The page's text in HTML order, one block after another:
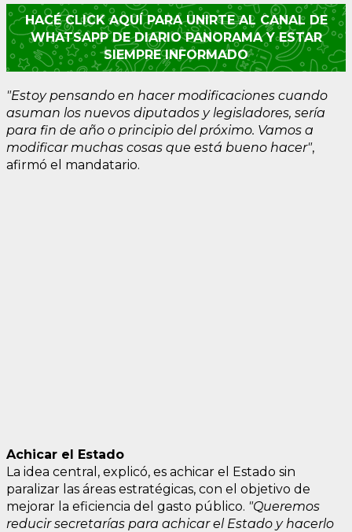
HACÉ CLICK AQUÍ PARA UNIRTE AL CANAL DE
WHATSAPP DE DIARIO PANORAMA Y ESTAR
SIEMPRE INFORMADO
"Estoy pensando en hacer modificaciones cuando
asuman los nuevos diputados y legisladores, sería
para fin de año o principio del próximo. Vamos a
modificar muchas cosas que está bueno hacer",
afirmó el mandatario.
Achicar el Estado
La idea central, explicó, es achicar el Estado sin
paralizar las áreas estratégicas, con el objetivo de
mejorar la eficiencia del gasto público. "Queremos
reducir secretarías para achicar el Estado y hacerlo